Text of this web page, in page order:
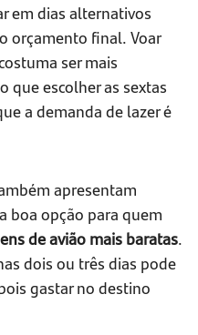
em dias alternativos
orçamento final. Voar
ser mais
que escolher as sextas
a demanda de lazer é
apresentam
boa opção para quem
de avião mais baratas.
dois ou três dias pode
gastar no destino